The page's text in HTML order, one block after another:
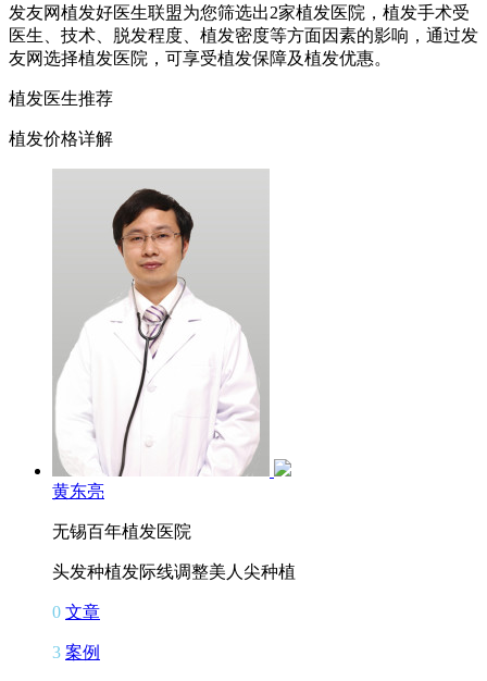
发友网植发好医生联盟为您筛选出2家植发医院，植发手术受
医生、技术、脱发程度、植发密度等方面因素的影响，通过发
友网选择植发医院，可享受植发保障及植发优惠。
植发医生推荐
植发价格详解
黄东亮
无锡百年植发医院
头发种植发际线调整美人尖种植
0 文章
3 案例